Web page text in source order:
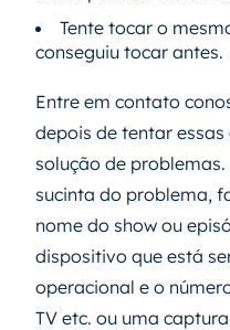
Tente tocar o
conseguiu tocar antes.
Entre em contato
depois de tentar
solução de
sucinta do problema,
nome do show ou
dispositivo que está
operacional e o
TV etc. ou uma